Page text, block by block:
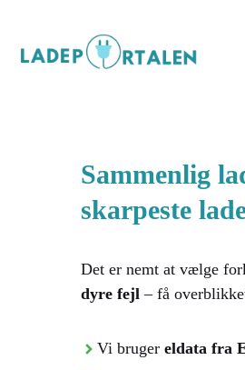
indhold
Sammenlig
skarpeste
Det er nemt at vælge
dyre fejl– få
Vi bruger eldata fra